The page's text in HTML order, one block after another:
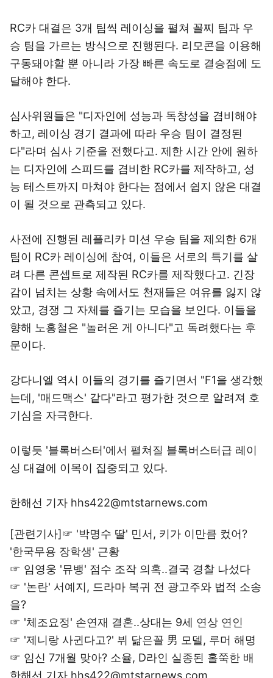
RC카 대결은 3개 팀씩 레이싱을 펼쳐 꼴찌 팀과 우
승 팀을 가르는 방식으로 진행된다. 리모콘을 이용해
구동돼야할 뿐 아니라 가장 빠른 속도로 결승점에 도
달해야 한다.
심사위원들은 "디자인에 성능과 독창성을 겸비해야
하고, 레이싱 경기 결과에 따라 우승 팀이 결정된
다"라며 심사 기준을 전했다고. 제한 시간 안에 원하
는 디자인에 스피드를 겸비한 RC카를 제작하고, 성
능 테스트까지 마쳐야 한다는 점에서 쉽지 않은 대결
이 될 것으로 관측되고 있다.
사전에 진행된 레플리카 미션 우승 팀을 제외한 6개
팀이 RC카 레이싱에 참여, 이들은 서로의 특기를 살
려 다른 콘셉트로 제작된 RC카를 제작했다고. 긴장
감이 넘치는 상황 속에서도 천재들은 여유를 잃지 않
았고, 경쟁 그 자체를 즐기는 모습을 보인다. 이들을
향해 노홍철은 "놀러온 게 아니다"고 독려했다는 후
문이다.
강다니엘 역시 이들의 경기를 즐기면서 "F1을 생각했
는데, '매드맥스' 같다"라고 평가한 것으로 알려져 호
기심을 자극한다.
이렇듯 '블록버스터'에서 펼쳐질 블록버스터급 레이
싱 대결에 이목이 집중되고 있다.
한해선 기자 hhs422@mtstarnews.com
[관련기사]☞ '박명수 딸' 민서, 키가 이만큼 컸어?
'한국무용 장학생' 근황
☞ 임영웅 '뮤뱅' 점수 조작 의혹..결국 경찰 나섰다
☞ '논란' 서예지, 드라마 복귀 전 광고주와 법적 소송
을?
☞ '체조요정' 손연재 결혼..상대는 9세 연상 연인
☞ '제니랑 사귄다고?' 뷔 닮은꼴 男 모델, 루머 해명
☞ 임신 7개월 맞아? 소율, D라인 실종된 홀쭉한 배
한해선 기자 hhs422@mtstarnews.com